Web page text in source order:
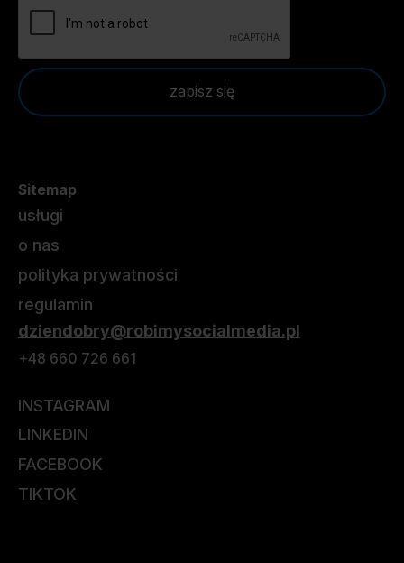
zapisz się
Sitemap
usługi
o nas
polityka prywatności
regulamin
dziendobry@robimysocialmedia.pl
+48 660 726 661
INSTAGRAM
LINKEDIN
FACEBOOK
TIKTOK